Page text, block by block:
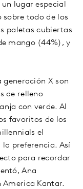
lugar especial
sobre todo de los
paletas cubiertas
mango (44%), y
generación X son
de relleno
con verde. Al
favoritos de los
el
preferencia. Así
para recordar
Ana
America Kantar.